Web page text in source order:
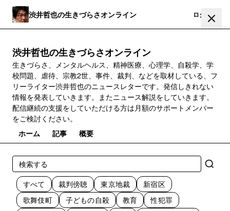
渋井哲也の生きづらさオンライン ログイン
渋井哲也の生きづらさオンライン
生きづらさ、メンタルヘルス、精神医療、心理学、自殺学、学
校問題、虐待、宗教2世、事件、裁判、などを取材している、フ
リーライター渋井哲也のニュースレターです。発信しきれない
情報を発表していきます。またニュース解説をしていきます。
配信継続の支援をしていただける方は月額のサポートメンバー
をご検討ください。
ホーム
記事 概要
すべて 裁判傍聴 東京地裁
新宿区
歌舞伎町
子どもの自殺 教育
性犯罪